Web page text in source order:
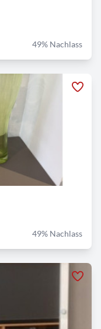
49% Nachlass
49% Nachlass